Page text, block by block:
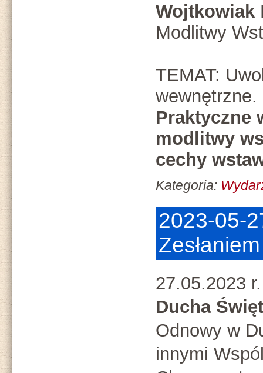
Wojtkowiak
Modlitwy
TEMAT:
wewnętrzne.
Praktyczne
modlitwy
cechy
Kategoria:
2023-05-
27.05.2023
Ducha
Odnowy w
innymi